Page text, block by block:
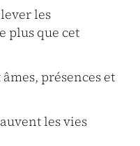
les
plus que cet
âmes, présences et
les vies